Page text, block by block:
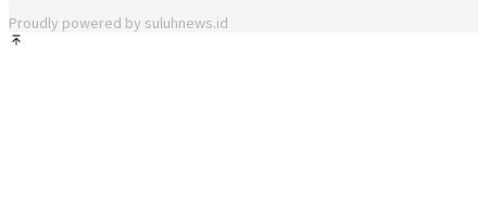
Proudly powered by suluhnews.id